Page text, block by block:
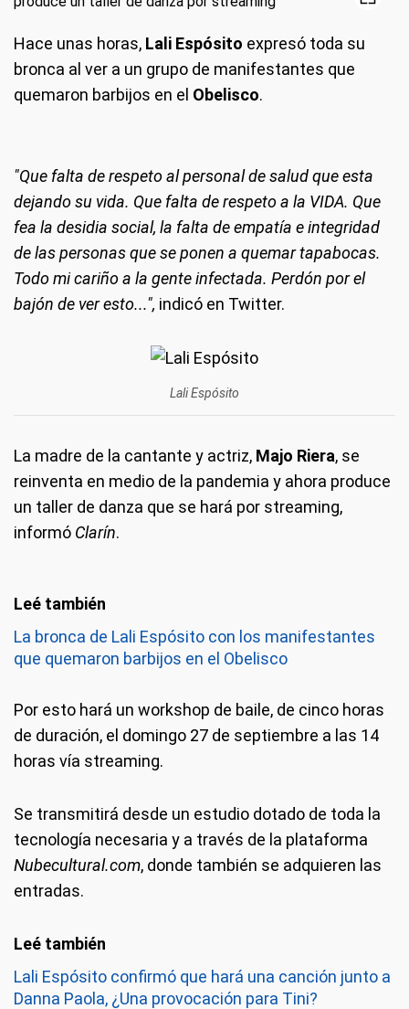
Hace unas horas, Lali Espósito expresó toda su
bronca al ver a un grupo de manifestantes que
quemaron barbijos en el Obelisco.
"Que falta de respeto al personal de salud que esta
dejando su vida. Que falta de respeto a la VIDA. Que
fea la desidia social, la falta de empatía e integridad
de las personas que se ponen a quemar tapabocas.
Todo mi cariño a la gente infectada. Perdón por el
bajón de ver esto...", indicó en Twitter.
Lali Espósito
La madre de la cantante y actriz, Majo Riera, se
reinventa en medio de la pandemia y ahora produce
un taller de danza que se hará por streaming,
informó Clarín.
La bronca de Lali Espósito con los manifestantes
que quemaron barbijos en el Obelisco
Por esto hará un workshop de baile, de cinco horas
de duración, el domingo 27 de septiembre a las 14
horas vía streaming.
Se transmitirá desde un estudio dotado de toda la
tecnología necesaria y a través de la plataforma
Nubecultural.com, donde también se adquieren las
entradas.
Lali Espósito confirmó que hará una canción junto a
Danna Paola, ¿Una provocación para Tini?